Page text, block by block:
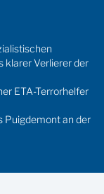
klarer Verlierer der
ETA-Terrorhelfer
Puigdemont an der